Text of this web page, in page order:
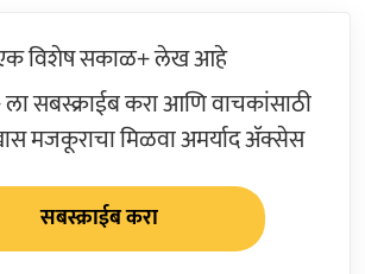
विशेष सकाळ+ लेख आहे
सबस्क्राईब करा आणि वाचकांसाठी
मजकूराचा मिळवा अमर्याद ॲक्सेस
सबस्क्राईब करा